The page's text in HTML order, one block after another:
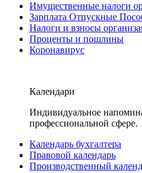
Имущественные налоги
Зарплата Отпускные
Налоги и взносы
Проценты и пошлины
Коронавирус
Календари
Индивидуальное
профессиональной сфере.
Календарь бухгалтера
Правовой календарь
Производственный